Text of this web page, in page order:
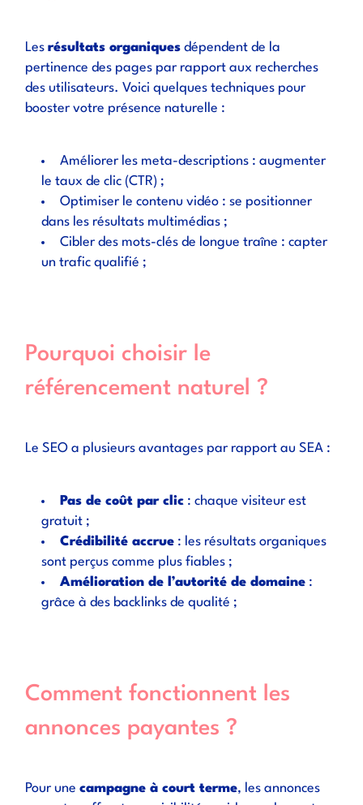
Lesrésultats organiques dépendent de la
pertinence des pages par rapport aux recherches
des utilisateurs. Voici quelques techniques pour
booster votre présence naturelle :
Améliorer les meta-descriptions : augmenter
le taux de clic (CTR) ;
Optimiser le contenu vidéo : se positionner
dans les résultats multimédias ;
Cibler des mots-clés de longue traîne : capter
un trafic qualifié ;
Pourquoi choisir le
référencement naturel ?
Le SEO a plusieurs avantages par rapport au SEA :
Pas de coût par clic : chaque visiteur est
gratuit ;
Crédibilité accrue : les résultats organiques
sont perçus comme plus fiables ;
Amélioration de l’autorité de domaine :
grâce à des backlinks de qualité ;
Comment fonctionnent les
annonces payantes ?
Pour unecampagne à court terme, les annonces